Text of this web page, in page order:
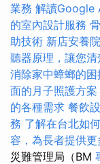
業務 解讀Google
的室內設計服務
助技術 新店安養
聽器原理，讓您
消除家中蟑螂的困
面的月子照護方案
的各種需求 餐飲
務 了解在台北如
容，為長者提供
災難管理局（BM